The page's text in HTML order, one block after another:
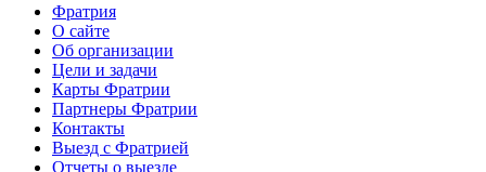
Фратрия
О сайте
Об организации
Цели и задачи
Карты Фратрии
Партнеры Фратрии
Контакты
Выезд с Фратрией
Отчеты о выезде